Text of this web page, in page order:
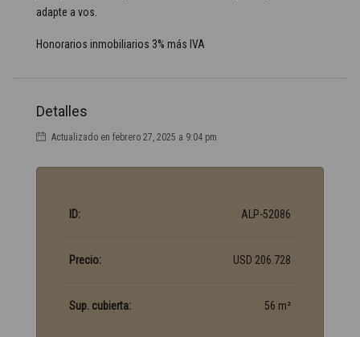
adapte a vos.
Honorarios inmobiliarios 3% más IVA
Detalles
Actualizado en febrero 27, 2025 a 9:04 pm
ID: ALP-52086
Precio: USD 206.728
Sup. cubierta: 56 m²